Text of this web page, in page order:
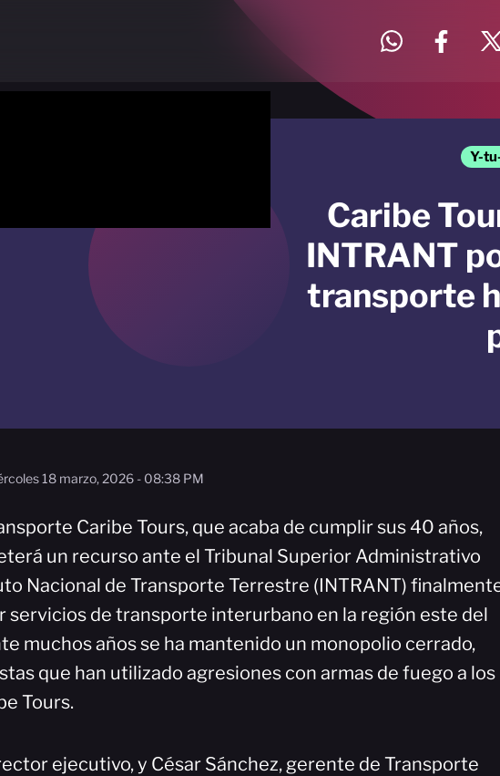
Y-
Caribe
INTRANT
transporte
18 marzo, 2026 - 08:38 PM
Caribe Tours, que acaba de cumplir sus 40 años,
un recurso ante el Tribunal Superior Administrativo
Nacional de Transporte Terrestre (INTRANT)
servicios de transporte interurbano en la región este del
muchos años se ha mantenido un monopolio cerrado,
que han utilizado agresiones con armas de fuego a los
Tours.
ejecutivo, y César Sánchez, gerente de Transporte